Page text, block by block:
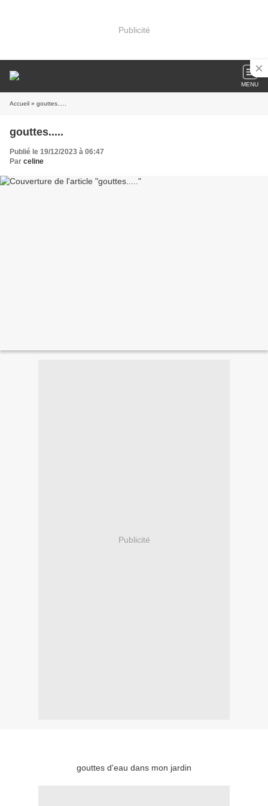
Publicité
MENU
Accueil » gouttes.....
gouttes.....
Publié le 19/12/2023 à 06:47
Par celine
Publicité
gouttes d'eau dans mon jardin